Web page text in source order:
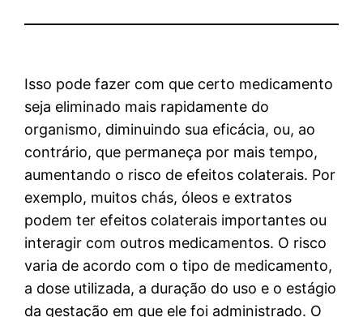
Isso pode fazer com que certo medicamento
seja eliminado mais rapidamente do
organismo, diminuindo sua eficácia, ou, ao
contrário, que permaneça por mais tempo,
aumentando o risco de efeitos colaterais. Por
exemplo, muitos chás, óleos e extratos
podem ter efeitos colaterais importantes ou
interagir com outros medicamentos. O risco
varia de acordo com o tipo de medicamento,
a dose utilizada, a duração do uso e o estágio
da gestação em que ele foi administrado. O